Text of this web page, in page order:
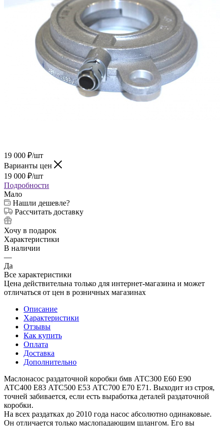
19 000 ₽/шт
Варианты цен
19 000 ₽/шт
Подробности
Мало
Нашли дешевле?
Рассчитать доставку
Хочу в подарок
Характеристики
В наличии
—
Да
Все характеристики
Цена действительна только для интернет-магазина и может
отличаться от цен в розничных магазинах
Описание
Характеристики
Отзывы
Как купить
Оплата
Доставка
Дополнительно
Маслонасос раздаточной коробки бмв АТС300 Е60 Е90
АТС400 Е83 АТС500 Е53 АТС700 Е70 Е71. Выходит из строя,
точней забивается, если есть выработка деталей раздаточной
коробки.
На всех раздатках до 2010 года насос абсолютно одинаковые.
Он отличается только маслопадающим шлангом. Его вы